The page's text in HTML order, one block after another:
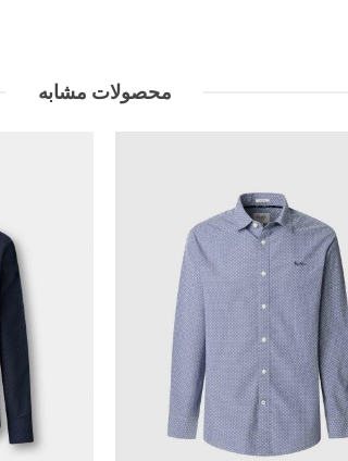
محصولات مشابه